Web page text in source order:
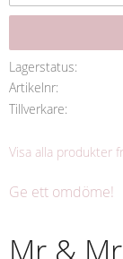
Lagerstatus
Artikelnr
Tillverkare
Visa alla produkter
Ge ett omdöme!